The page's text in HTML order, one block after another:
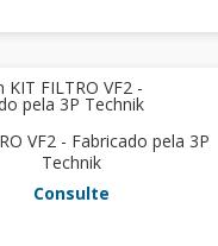
VF2 - Fabricado pela 3P
Technik
Consulte